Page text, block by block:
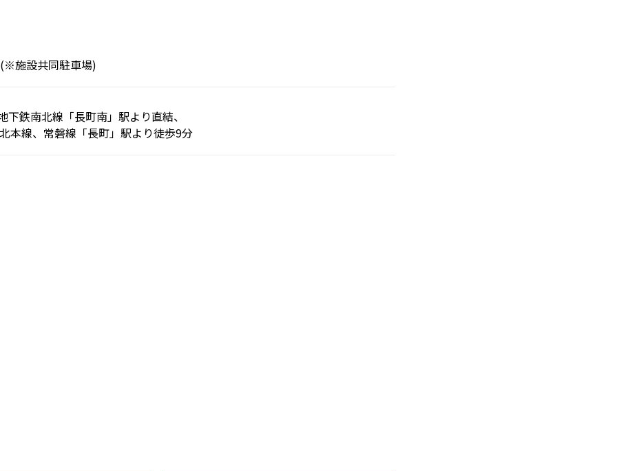
施設共同駐車場)
下鉄南北線「長町南」駅より直結、
本線、常磐線「長町」駅より徒歩9分